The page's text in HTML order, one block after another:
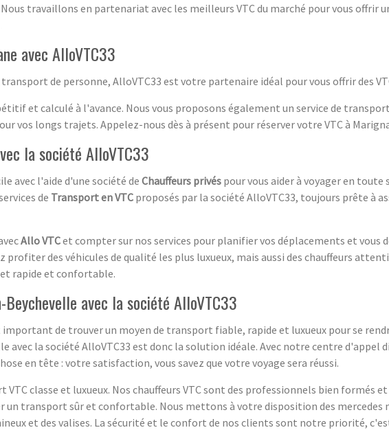
travaillons en partenariat avec les meilleurs VTC du marché pour vous offrir
avec AlloVTC33
de personne, AlloVTC33 est votre partenaire idéal pour vous offrir des
et calculé à l'avance. Nous vous proposons également un service de
vos longs trajets. Appelez-nous dès à présent pour réserver votre VTC à
la société AlloVTC33
avec l'aide d'une société de Chauffeurs privés pour vous aider à voyager en
de Transport en VTC proposés par la société AlloVTC33, toujours prête à
Allo VTCet compter sur nos services pour planifier vos déplacements et vous
profiter des véhicules de qualité les plus luxueux, mais aussi des chauffeurs
rapide et confortable.
avec la société AlloVTC33
de trouver un moyen de transport fiable, rapide et luxueux pour se
avec la société AlloVTC33 est donc la solution idéale. Avec notre centre d'appel
en tête : votre satisfaction, vous savez que votre voyage sera réussi.
VTC classe et luxueux. Nos chauffeurs VTC sont des professionnels bien formés
un transport sûr et confortable. Nous mettons à votre disposition des mercedes
et des valises. La sécurité et le confort de nos clients sont notre priorité,